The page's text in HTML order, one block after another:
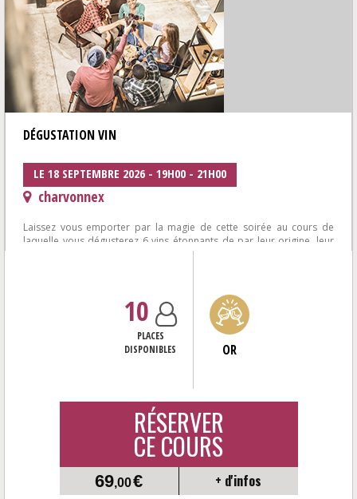
DÉGUSTATION VIN
LE 18 SEPTEMBRE 2026 - 19H00 - 21H00
charvonnex
Laissez vous emporter par la magie de cette soirée au cours de
laquelle vous dégusterez 6 vins étonnants de par leur origine, leur
10
PLACES
DISPONIBLES
OR
RÉSERVER
CE COURS
69,00€ + d'infos